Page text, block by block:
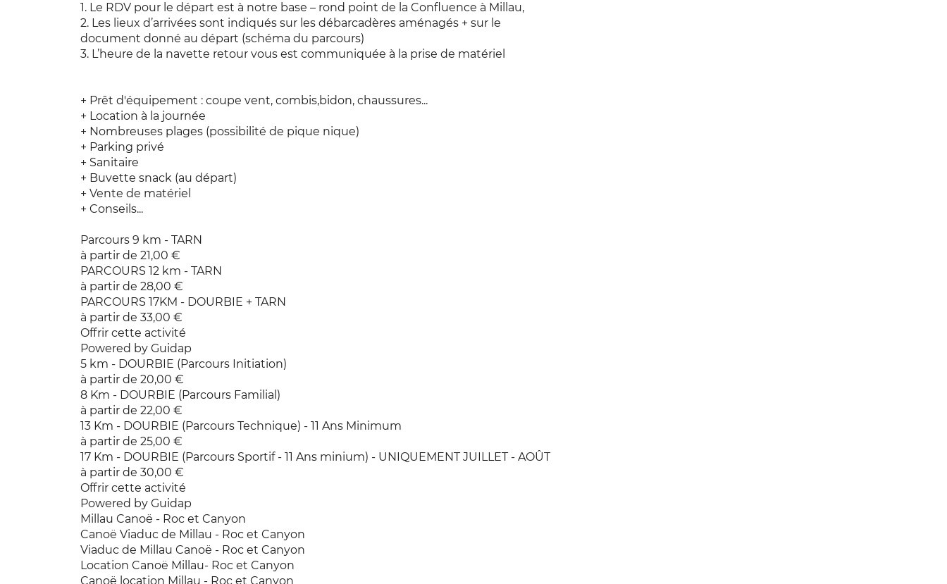
1. Le RDV pour le départ est à notre base – rond point de la Confluence à Millau,
2. Les lieux d’arrivées sont indiqués sur les débarcadères aménagés + sur le
document donné au départ (schéma du parcours)
3. L’heure de la navette retour vous est communiquée à la prise de matériel
+ Prêt d'équipement : coupe vent, combis,bidon, chaussures...
+ Location à la journée
+ Nombreuses plages (possibilité de pique nique)
+ Parking privé
+ Sanitaire
+ Buvette snack (au départ)
+ Vente de matériel
+ Conseils...
Parcours 9 km - TARN
à partir de 21,00 €
PARCOURS 12 km - TARN
à partir de 28,00 €
PARCOURS 17KM - DOURBIE + TARN
à partir de 33,00 €
Offrir cette activité
Powered by Guidap
5 km - DOURBIE (Parcours Initiation)
à partir de 20,00 €
8 Km - DOURBIE (Parcours Familial)
à partir de 22,00 €
13 Km - DOURBIE (Parcours Technique) - 11 Ans Minimum
à partir de 25,00 €
17 Km - DOURBIE (Parcours Sportif - 11 Ans minium) - UNIQUEMENT JUILLET - AOÛT
à partir de 30,00 €
Offrir cette activité
Powered by Guidap
Millau Canoë - Roc et Canyon
Canoë Viaduc de Millau - Roc et Canyon
Viaduc de Millau Canoë - Roc et Canyon
Location Canoë Millau- Roc et Canyon
Canoë location Millau - Roc et Canyon